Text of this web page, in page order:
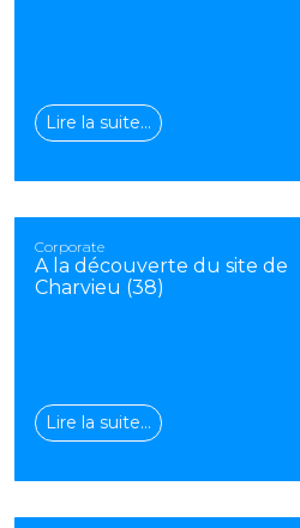
Lire la suite…
Corporate
A la découverte du site de
Charvieu (38)
Lire la suite…